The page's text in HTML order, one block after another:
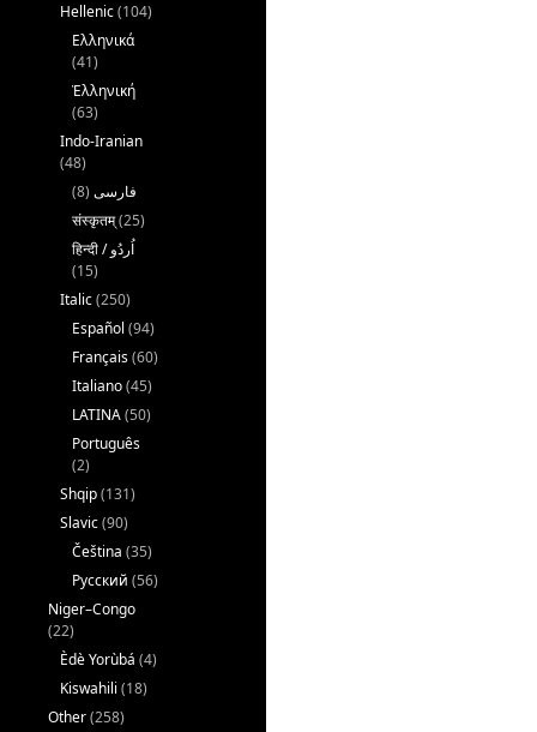
Hellenic(104)
Ελληνικά
(41)
Ἑλληνική
(63)
Indo-Iranian
(48)
فارسی (8)
संस्कृतम्(25)
(15)
Italic(250)
Español (94)
Français(60)
Italiano(45)
LATINA(50)
Português
(2)
Shqip(131)
Slavic(90)
Čeština (35)
Русский (56)
Niger–Congo
(22)
Èdè Yorùbá (4)
Kiswahili (18)
Other(258)